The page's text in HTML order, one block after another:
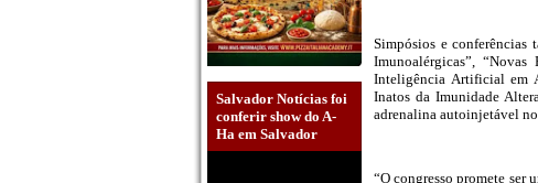
Salvador Notícias foi
conferir show do A-
Ha em Salvador
Simpósios e conferências
Imunoalérgicas”, “Novas
Inteligência Artificial em
Inatos da Imunidade
adrenalina autoinjetável
“O congresso promete ser